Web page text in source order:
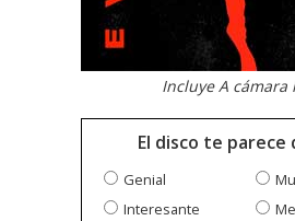
Incluye A cámara
El disco te parece
Genial
Interesante